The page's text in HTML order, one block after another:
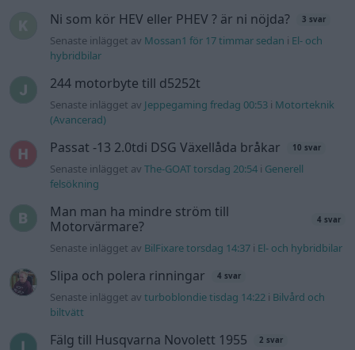
Ni som kör HEV eller PHEV ? är ni nöjda? 3 svar
Senaste inlägget av Mossan1 för 17 timmar sedan i El- och
hybridbilar
244 motorbyte till d5252t
Senaste inlägget av Jeppegaming fredag 00:53 i Motorteknik
(Avancerad)
Passat -13 2.0tdi DSG Växellåda bråkar 10 svar
Senaste inlägget avThe-GOAT torsdag 20:54 i Generell
felsökning
Man man ha mindre ström till
Motorvärmare?
4 svar
Senaste inlägget av BilFixare torsdag 14:37 i El- och hybridbilar
Slipa och polera rinningar 4 svar
Senaste inlägget avturboblondie tisdag 14:22 i Bilvård och
biltvätt
Fälg till Husqvarna Novolett 1955 2 svar